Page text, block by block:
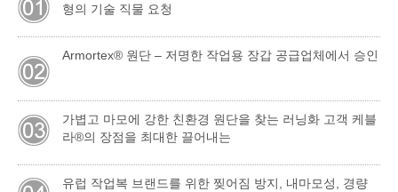
형의 기술 직물 요청
Armortex® 원단 – 저명한 작업용 장갑 공급업체에서 승인
가볍고 마모에 강한 친환경 원단을 찾는 러닝화 고객 케블
라®의 장점을 최대한 끌어내는
유럽 ​​작업복 브랜드를 위한 찢어짐 방지, 내마모성, 경량